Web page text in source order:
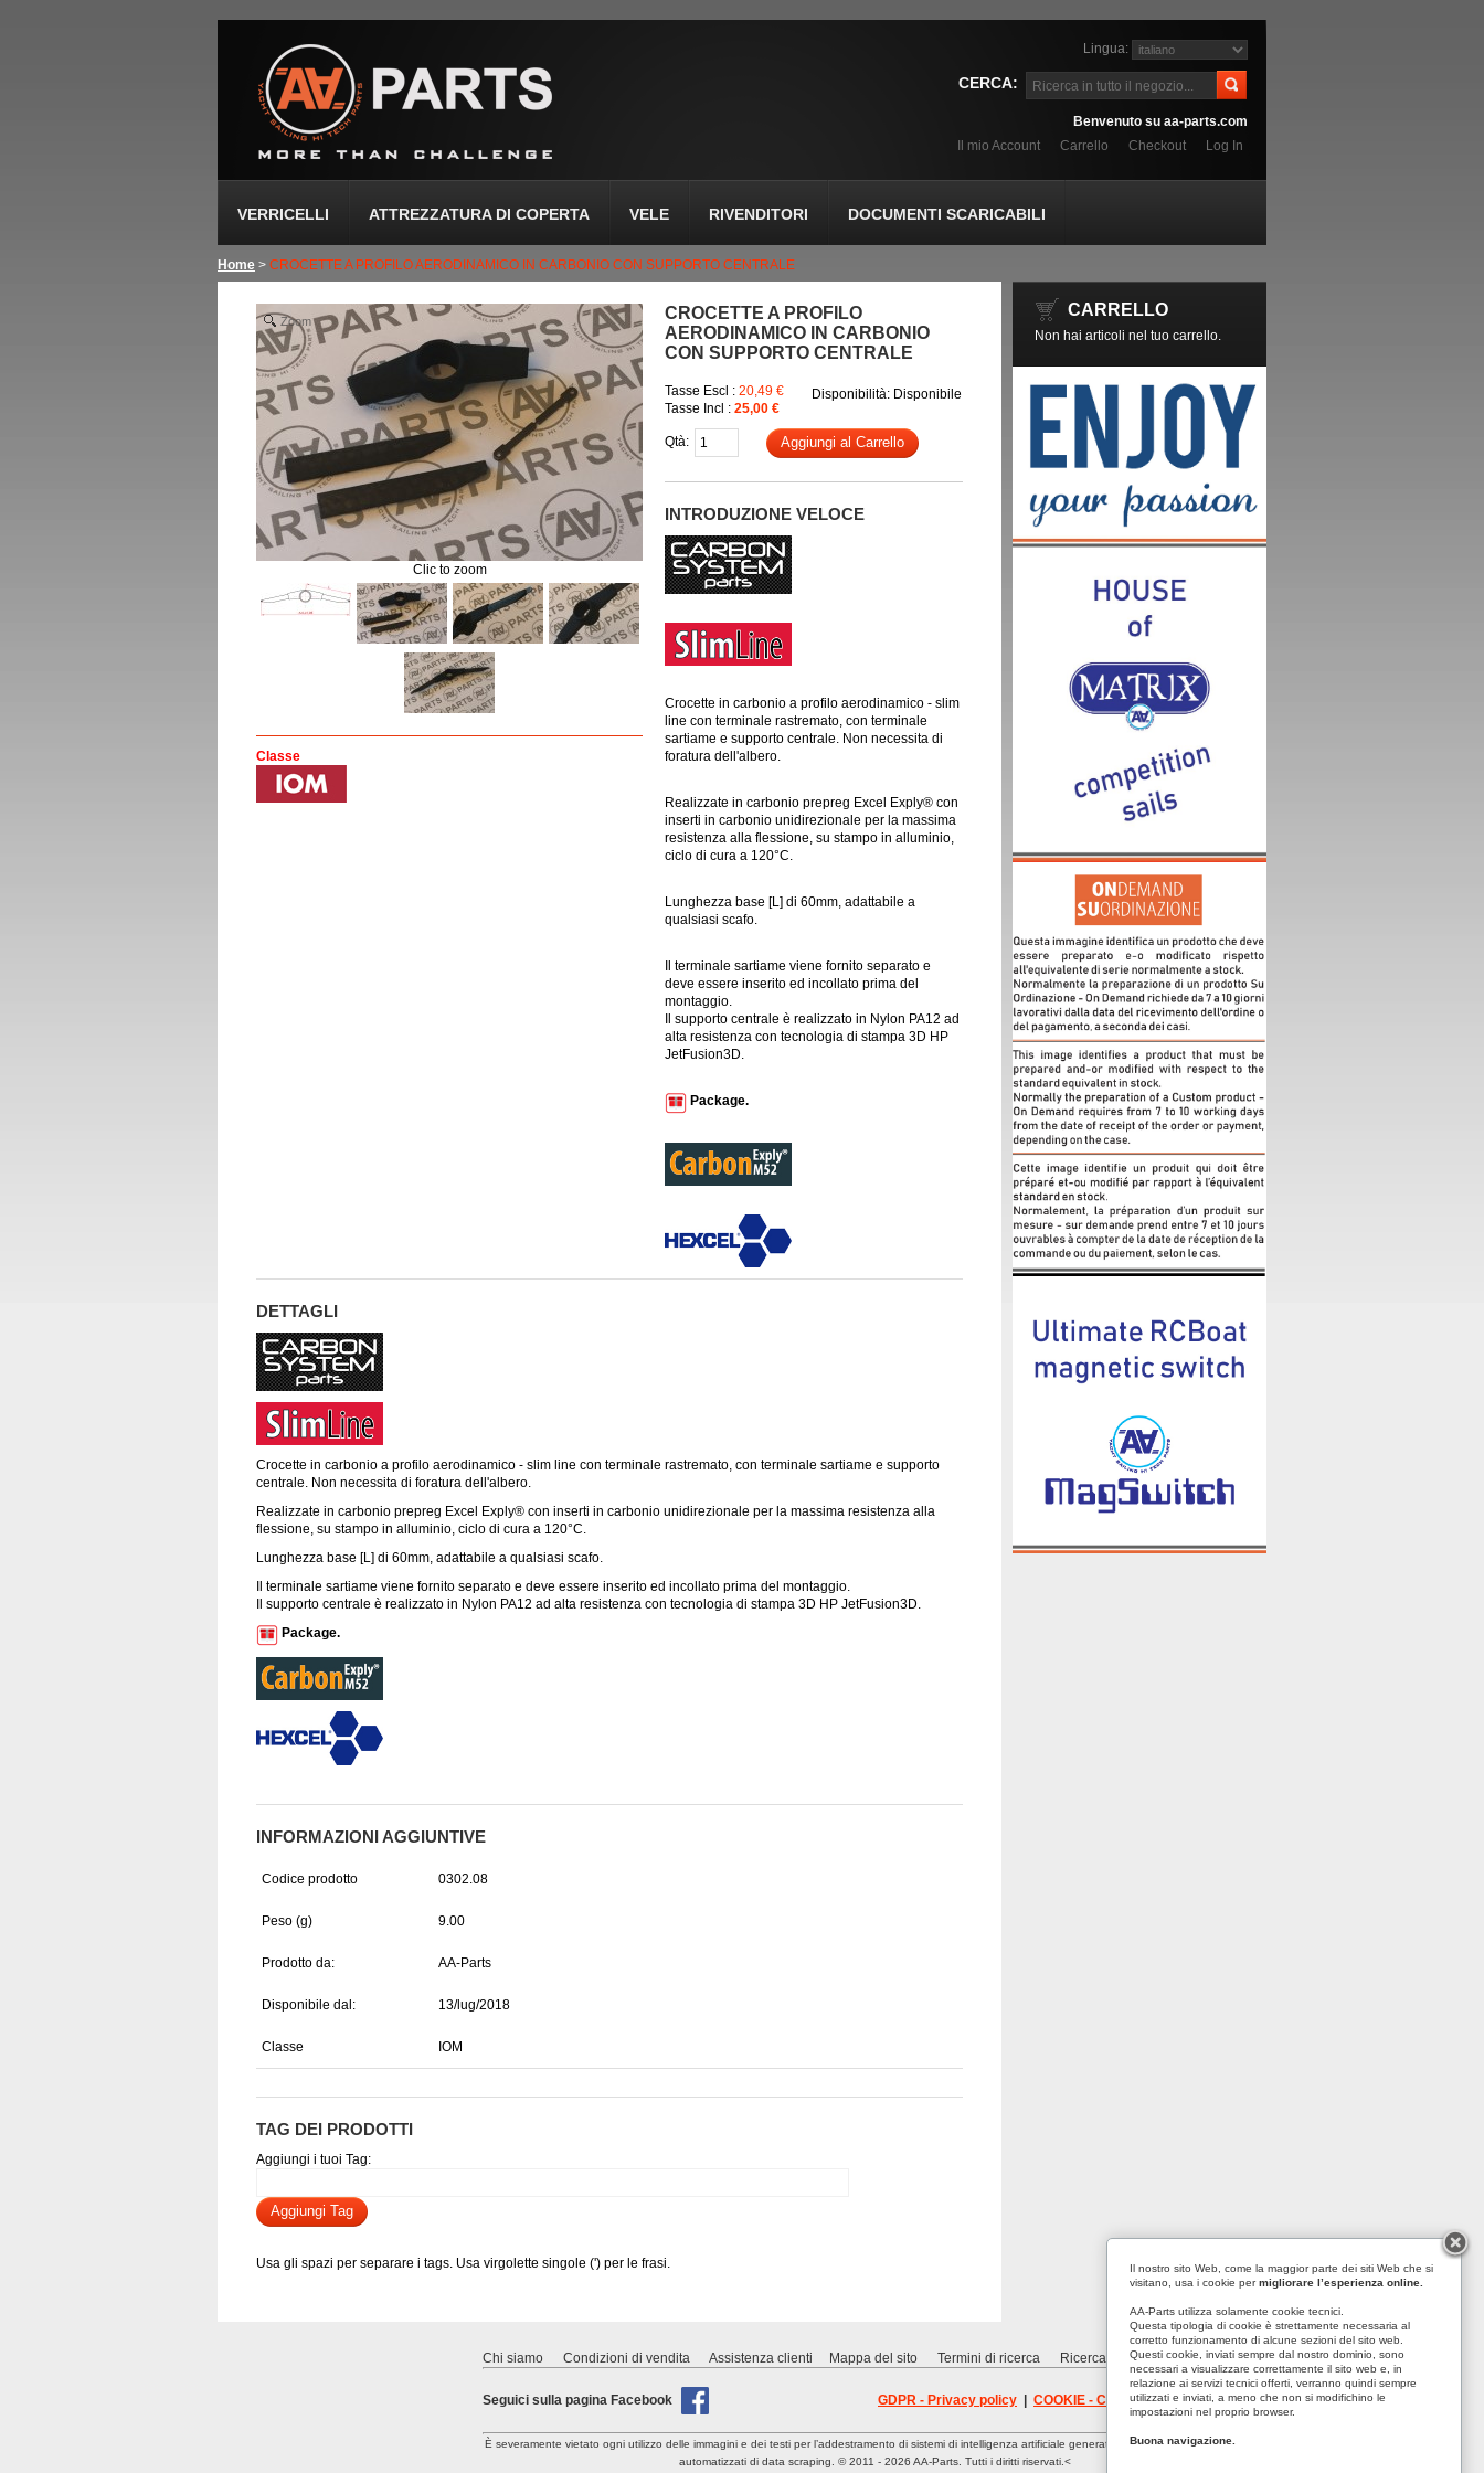
Lingua:
CERCA:
Benvenuto su aa-parts.com
Il mio Account
Carrello Checkout Log In
VERRICELLI ATTREZZATURA DI COPERTA VELE RIVENDITORI DOCUMENTI SCARICABILI
Home > CROCETTE A PROFILO AERODINAMICO IN CARBONIO CON SUPPORTO CENTRALE
CROCETTE A PROFILO
AERODINAMICO IN CARBONIO
CON SUPPORTO CENTRALE
Tasse Escl : 20,49 €
Tasse Incl : 25,00 €
Disponibilità: Disponibile
Qtà: Aggiungi al Carrello
INTRODUZIONE VELOCE
Crocette in carbonio a profilo aerodinamico - slim
line con terminale rastremato, con terminale
sartiame e supporto centrale. Non necessita di
foratura dell'albero.
Realizzate in carbonio prepreg Excel Exply® con
inserti in carbonio unidirezionale per la massima
resistenza alla flessione, su stampo in alluminio,
ciclo di cura a 120°C.
Lunghezza base [L] di 60mm, adattabile a
qualsiasi scafo.
Il terminale sartiame viene fornito separato e
deve essere inserito ed incollato prima del
montaggio.
Il supporto centrale è realizzato in Nylon PA12 ad
alta resistenza con tecnologia di stampa 3D HP
JetFusion3D.
Package.
Zoom
Clic to zoom
Classe
DETTAGLI
Crocette in carbonio a profilo aerodinamico - slim line con terminale rastremato, con terminale sartiame e supporto
centrale. Non necessita di foratura dell'albero.
Realizzate in carbonio prepreg Excel Exply® con inserti in carbonio unidirezionale per la massima resistenza alla
flessione, su stampo in alluminio, ciclo di cura a 120°C.
Lunghezza base [L] di 60mm, adattabile a qualsiasi scafo.
Il terminale sartiame viene fornito separato e deve essere inserito ed incollato prima del montaggio.
Il supporto centrale è realizzato in Nylon PA12 ad alta resistenza con tecnologia di stampa 3D HP JetFusion3D.
Package.
INFORMAZIONI AGGIUNTIVE
Codice prodotto 0302.08
Peso (g) 9.00
Prodotto da: AA-Parts
Disponibile dal: 13/lug/2018
Classe IOM
TAG DEI PRODOTTI
Aggiungi i tuoi Tag:
Aggiungi Tag
Usa gli spazi per separare i tags. Usa virgolette singole (') per le frasi.
CARRELLO
Non hai articoli nel tuo carrello.
Chi siamo Condizioni di vendita Assistenza clienti Mappa del sito Termini di ricerca Ricerca avanzata Contattaci
Seguici sulla pagina Facebook GDPR - Privacy policy | COOKIE - Cookie policy |RECYCLE
È severamente vietato ogni utilizzo delle immagini e dei testi per l’addestramento di sistemi di intelligenza artificiale generativa così come l’utilizzo di mezzi
automatizzati di data scraping. © 2011 - 2026 AA-Parts. Tutti i diritti riservati.<
Il nostro sito Web, come la maggior parte dei siti Web che si
visitano, usa i cookie permigliorare l’esperienza online.
AA-Parts utilizza solamente cookie tecnici.
Questa tipologia di cookie è strettamente necessaria al
corretto funzionamento di alcune sezioni del sito web.
Questi cookie, inviati sempre dal nostro dominio, sono
necessari a visualizzare correttamente il sito web e, in
relazione ai servizi tecnici offerti, verranno quindi sempre
utilizzati e inviati, a meno che non si modifichino le
impostazioni nel proprio browser.
Buona navigazione.